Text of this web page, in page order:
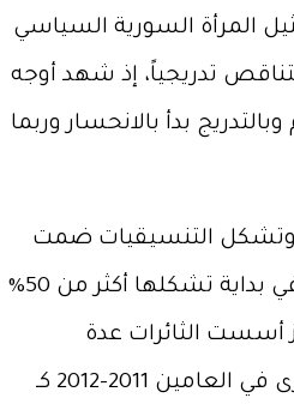
المرأة السورية السياسي
تدريجياً، إذ شهد أوجه
بدأ بالانحسار وربما
وتشكل التنسيقيات ضمت
“تنسيقية اللاذقية 2011 في بداية تشكلها أكثر من 50%
أسست الثائرات عدة
تنسيقيات وتجمعات أخرى في العامين 2011-2012 كـ